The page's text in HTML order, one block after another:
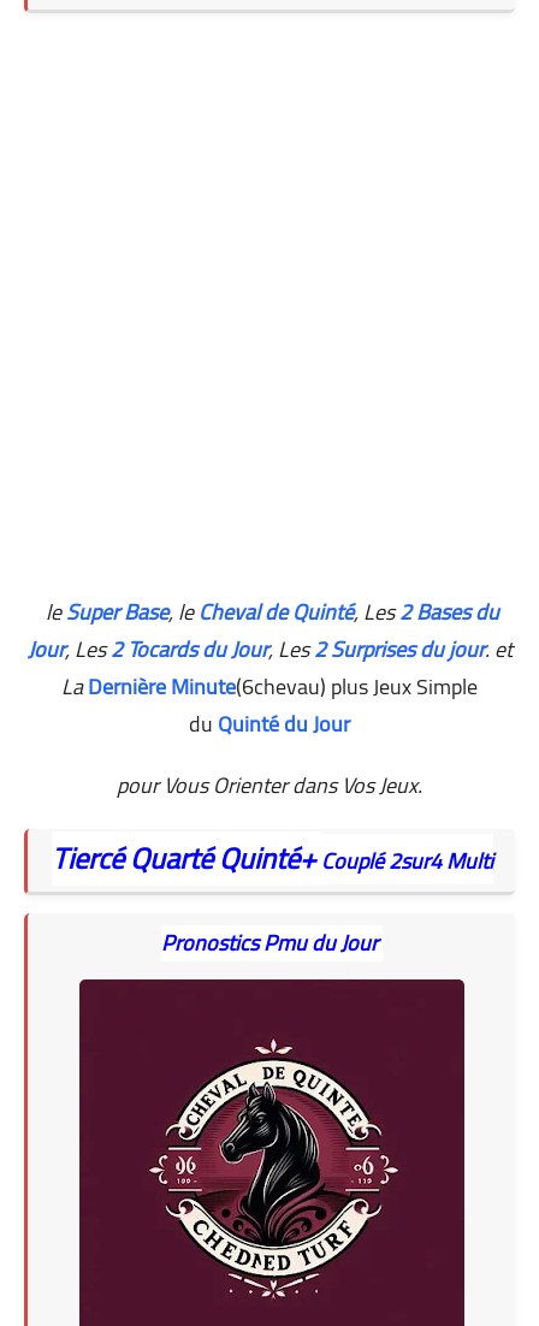
leSuper Base, leCheval de Quinté, Les2 Bases du
Jour,Les2 Tocards du Jour, Les2 Surprises du jour. et
LaDernière Minute(6chevau) plus Jeux Simple
duQuinté du Jour
pour Vous Orienter dans Vos Jeux.
TiercéQuartéQuinté+Couplé2sur4Multi
Pronostics Pmu du Jour